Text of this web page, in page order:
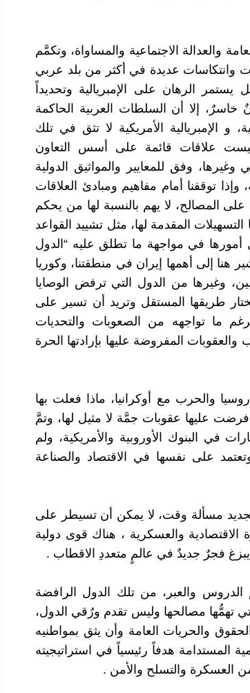
والعدالة الاجتماعية والمساواة، وتكمَّم
وانتكاسات عديدة في أكثر من بلد عربي
يستمر الرهان على الإمبريالية وتحديداً
خاسرٌ، إلا أن السلطات العربية الحاكمة
و الإمبريالية الأمريكية لا تثق في تلك
ليست علاقات قائمة على أسس التعاون
وغيرها، وفق للمعايير والمواثيق الدولية
وإذا توقفنا أمام مفاهيم ومبادئ العلاقات
على المصالح، لا يهم بالنسبة لها من يحكم
المقدمة لها، مثل تشييد القواعد
أمورها في مواجهة ما تطلق عليه “الدول
هنا إلى أهمها إيران في منطقتنا، وكوريا
وغيرها من الدول التي ترفض الوصايا
طريقها المستقل وتريد أن تسير على
ما تواجهه من الصعوبات والتحديات
المفروضة عليها بإرادتها الحرة
والحرب مع أوكرانيا، ماذا فعلت بها
فرضت عليها عقوبات جمَّة لا مثيل لها، وتمَّ
في البنوك الأوروبية والأمريكية، ولم
على نفسها في الاقتصاد والصناعة
مسألة وقت، لا يمكن أن تسيطر على
الاقتصادية والعسكرية ، هناك قوى دولية
فجرٌ جديدٌ في عالمٍ متعددِ الاقطاب .
والعبر، من تلك الدول الرافضة
تهمُّها مصالحها وليس تقدم ورُقي الدول،
والحريات العامة وأن يثق بمواطنيه
المستدامة هدفاً رئيسياً في استراتيجيته
العسكرة والتسلح والأمن .